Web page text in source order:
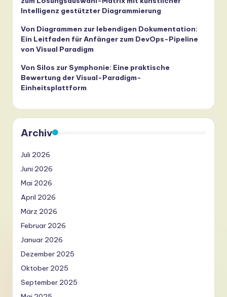
Intelligenz gestützter Diagrammierung
Von Diagrammen zur lebendigen Dokumentation:
Ein Leitfaden für Anfänger zum DevOps-Pipeline
von Visual Paradigm
Von Silos zur Symphonie: Eine praktische
Bewertung der Visual-Paradigm-
Einheitsplattform
Archiv
Juli 2026
Juni 2026
Mai 2026
April 2026
März 2026
Februar 2026
Januar 2026
Dezember 2025
Oktober 2025
September 2025